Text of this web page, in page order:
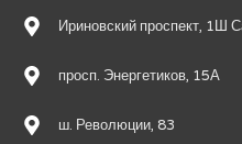
Ириновский проспект, 1Ш
просп. Энергетиков, 15А
ш. Революции, 83